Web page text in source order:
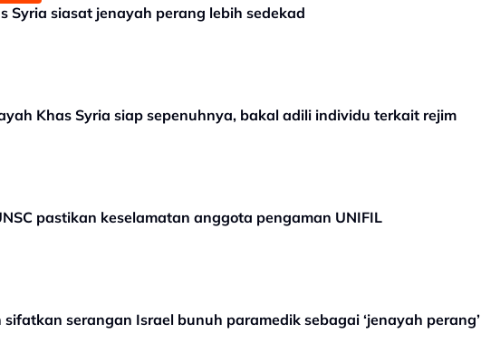
Syria siasat jenayah perang lebih sedekad
Khas Syria siap sepenuhnya, bakal adili individu terkait rejim
pastikan keselamatan anggota pengaman UNIFIL
serangan Israel bunuh paramedik sebagai ‘jenayah perang’